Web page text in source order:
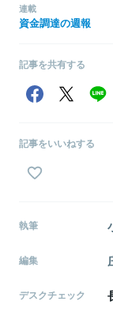
連載
資金調達の週報
記事を共有する
記事をいいねする
執筆
き
編集
す
デスクチェック